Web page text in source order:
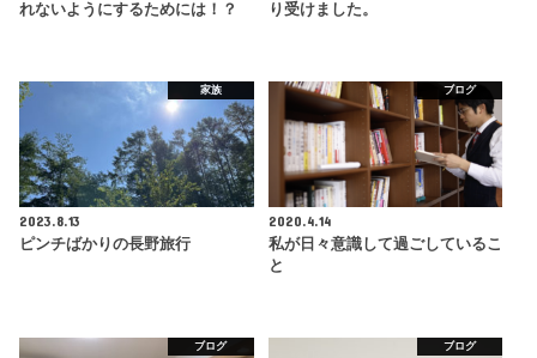
れないようにするためには！？
り受けました。
家族
2023.8.13
ピンチばかりの長野旅行
ブログ
2020.4.14
私が日々意識して過ごしているこ
と
ブログ ブログ